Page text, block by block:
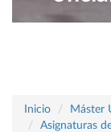
Inicio
Máster
Asignaturas